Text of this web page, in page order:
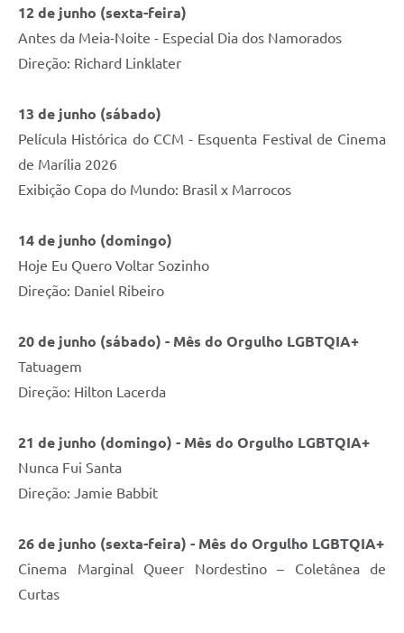
12 de junho (sexta-feira)
Antes da Meia-Noite - Especial Dia dos Namorados
Direção: Richard Linklater
13 de junho (sábado)
Película Histórica do CCM - Esquenta Festival de Cinema
de Marília 2026
Exibição Copa do Mundo: Brasil x Marrocos
14 de junho (domingo)
Hoje Eu Quero Voltar Sozinho
Direção: Daniel Ribeiro
20 de junho (sábado) - Mês do Orgulho LGBTQIA+
Tatuagem
Direção: Hilton Lacerda
21 de junho (domingo) - Mês do Orgulho LGBTQIA+
Nunca Fui Santa
Direção: Jamie Babbit
26 de junho (sexta-feira) - Mês do Orgulho LGBTQIA+
Cinema Marginal Queer Nordestino – Coletânea de
Curtas